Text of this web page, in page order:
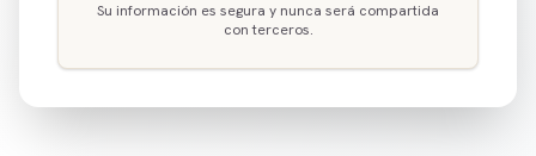
Su información es segura y nunca será compartida
con terceros.